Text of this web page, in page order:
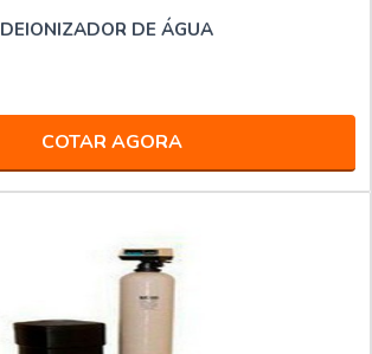
DEIONIZADOR DE ÁGUA
COTAR AGORA